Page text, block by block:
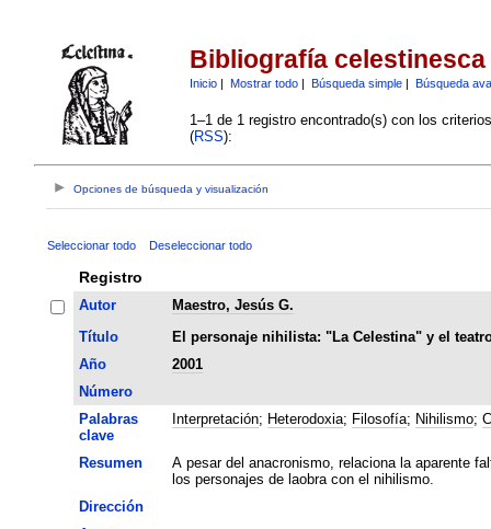
Bibliografía celestinesca
Inicio| Mostrar todo| Búsqueda simple| Búsqueda
1–1 de 1 registro encontrado(s) con los
(RSS):
Opciones de búsqueda y visualización
Seleccionar todo Deseleccionar todo
Registro
Autor
Maestro, Jesús G.
Título
El personaje nihilista: "La Celestina" y el
Año
2001
Número
Palabras
clave
Interpretación; Heterodoxia; Filosofía; Nihilismo;
Resumen
A pesar del anacronismo, relaciona la aparente
los personajes de laobra con el nihilismo.
Dirección